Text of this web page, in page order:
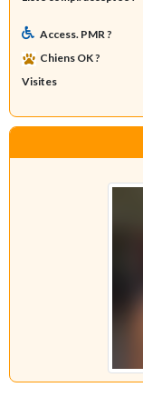
Access. PMR ?
Chiens OK ?
Visites